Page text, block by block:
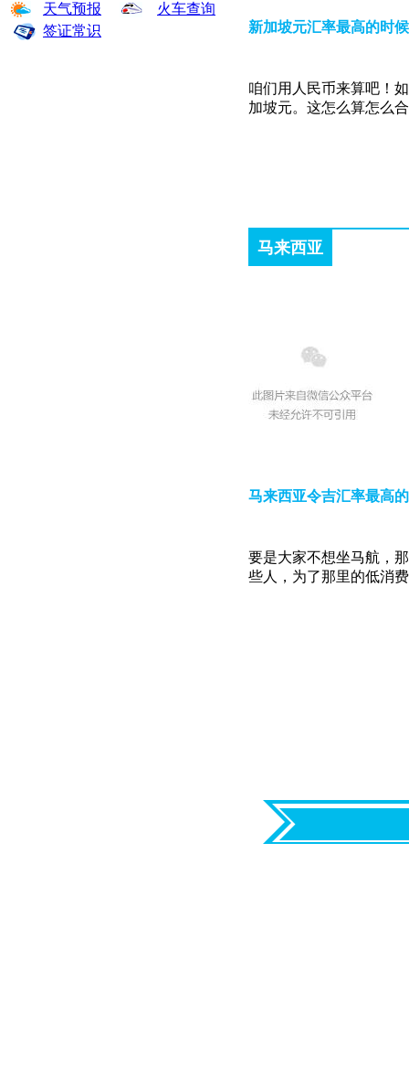
天气预报
火车查询
签证常识
新加坡元汇率最高的时
咱们用人民币来算吧！
加坡元。这怎么算怎么
马来西亚
马来西亚令吉汇率最高
要是大家不想坐马航，
些人，为了那里的低消